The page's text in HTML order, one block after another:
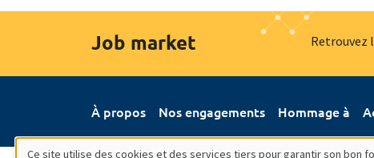
Job market Retrouvez
À propos Nos engagements Hommage à
Ce site utilise des cookies et des services tiers pour garantir son bon